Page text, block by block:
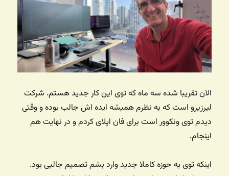
الان تقریبا شده سه ماه که توی این کار جدید هستم. شرکت
لیرزیرو است که به نظرم همیشه ایده اش جالب بوده و وقتی
دیدم توی ونکوور است برای فان اپلای کردم و در نهایت هم
اینجام.
اینکه توی یه حوزه کاملا جدید وارد بشم تصمیم جالبی بود.